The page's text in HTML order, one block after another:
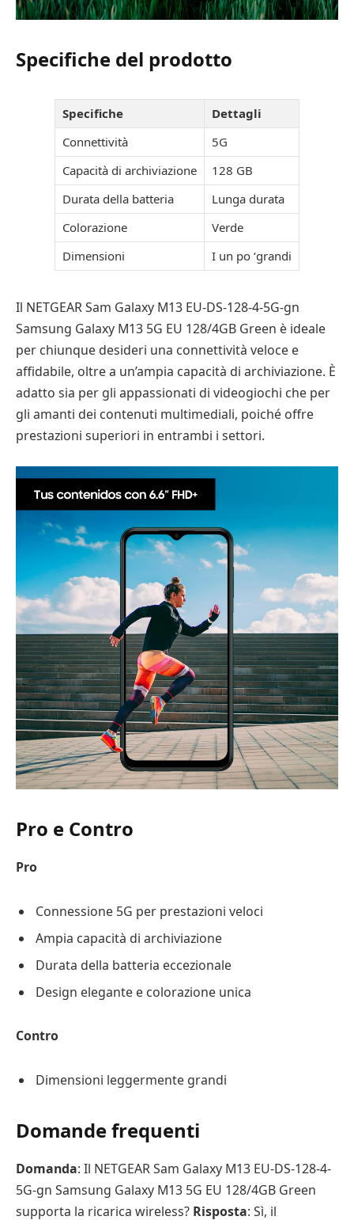
Specifiche del prodotto
Specifiche
Dettagli
Connettività
5G
Capacità di archiviazione
128 GB
Durata della batteria
Lunga durata
Colorazione
Verde
Dimensioni
I un po ‘grandi
Il NETGEAR Sam Galaxy M13 EU-DS-128-4-5G-gn
Samsung Galaxy M13 5G EU 128/4GB Green è ideale
per chiunque desideri una connettività veloce e
affidabile, oltre a un’ampia capacità di archiviazione. È
adatto sia per gli appassionati di videogiochi che per
gli amanti dei contenuti multimediali, poiché offre
prestazioni superiori in entrambi i settori.
Pro e Contro
Pro
Connessione 5G per prestazioni veloci
Ampia capacità di archiviazione
Durata della batteria eccezionale
Design elegante e colorazione unica
Contro
Dimensioni leggermente grandi
Domande frequenti
Domanda: Il NETGEAR Sam Galaxy M13 EU-DS-128-4-
5G-gn Samsung Galaxy M13 5G EU 128/4GB Green
supporta la ricarica wireless? Risposta: Sì, il